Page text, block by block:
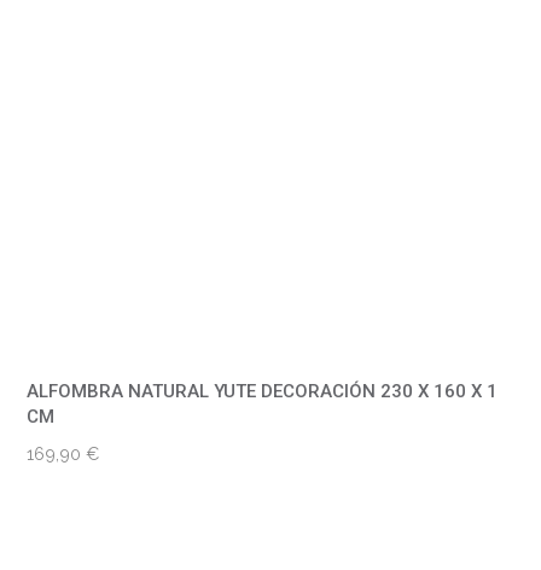
ALFOMBRA NATURAL YUTE DECORACIÓN 230 X 160 X 1
CM
169,90€